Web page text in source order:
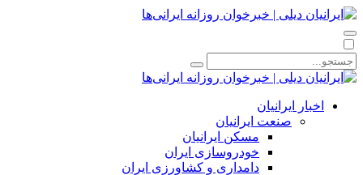
اخبار ایرانیان
صنعت ایرانیان
مسکن ایرانیان
خودروسازی ایران
دامداری و کشاورزی ایران